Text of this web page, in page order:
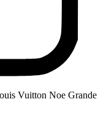
Vuitton Noe Grande